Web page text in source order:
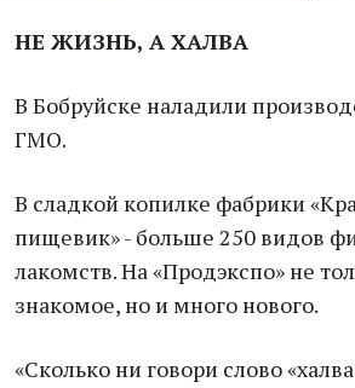
НЕ ЖИЗНЬ, А ХАЛВА
В Бобруйске наладили
ГМО.
В сладкой копилке фабрики
пищевик» - больше 250 видов
лакомств. На «Продэкспо» не
знакомое, но и много нового.
«Сколько ни говори слово